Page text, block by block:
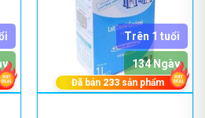
Trên 1 tuổi
134 Ngày
Đã bán 233 sản phẩm